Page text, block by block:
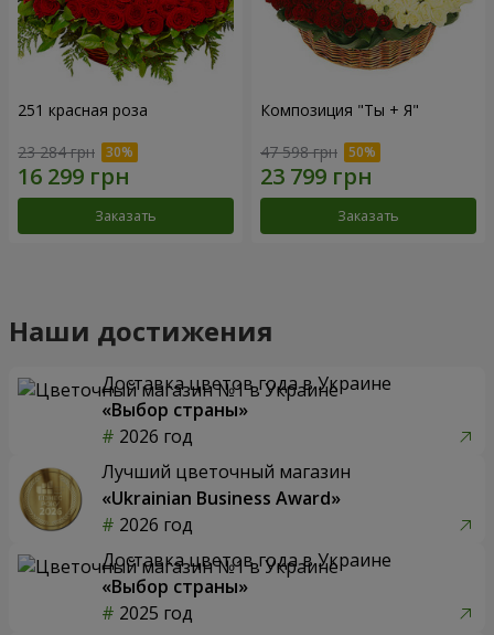
251 красная роза
23 284 грн
Заказать
Композиция "Ты + Я"
47 598 грн
Заказать
Наши достижения
Доставка цветов года в Украине
«Выбор страны»
2026 год
Лучший цветочный магазин
«Ukrainian Business Award»
2026 год
Доставка цветов года в Украине
«Выбор страны»
2025 год